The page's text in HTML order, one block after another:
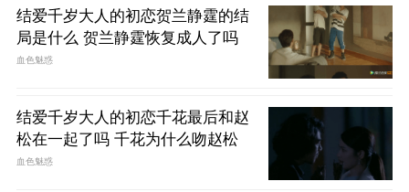
结爱千岁大人的初恋贺兰静霆的结
局是什么 贺兰静霆恢复成人了吗
血色魅惑
结爱千岁大人的初恋千花最后和赵
松在一起了吗 千花为什么吻赵松
血色魅惑